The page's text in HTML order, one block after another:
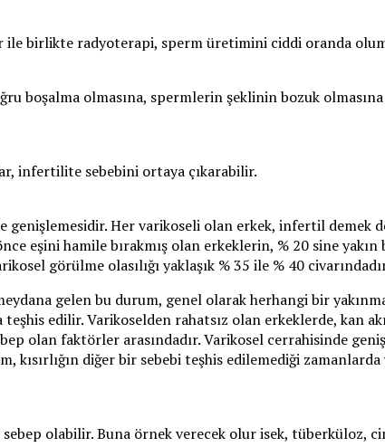
ile birlikte radyoterapi, sperm üretimini ciddi oranda
boşalma olmasına, spermlerin şeklinin bozuk
infertilite sebebini ortaya çıkarabilir.
genişlemesidir. Her varikoseli olan erkek, infertil demek
eşini hamile bırakmış olan erkeklerin, % 20 sine
görülme olasılığı yaklaşık % 35 ile % 40
gelen bu durum, genel olarak herhangi bir
edilir. Varikoselden rahatsız olan erkeklerde, kan
olan faktörler arasındadır. Varikosel cerrahisinde
diğer bir sebebi teşhis edilemediği
olabilir. Buna örnek verecek olur isek, tüberküloz,